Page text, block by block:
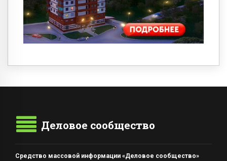
Деловое сообщество
Средство массовой информации «Деловое сообщество»